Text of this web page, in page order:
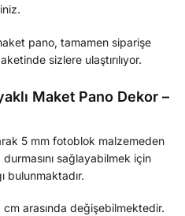
pano, tamamen siparişe
sizlere ulaştırılıyor.
Maket Pano Dekor –
5 mm fotoblok malzemeden
sağlayabilmek için
bulunmaktadır.
arasında değişebilmektedir.